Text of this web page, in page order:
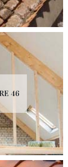
46